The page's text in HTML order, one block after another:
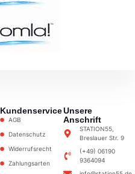
Kundenservice
AGB
Datenschutz
Widerrufsrecht
Zahlungsarten
Unsere
Anschrift
STATION55,
Breslauer Str. 9
(+49) 06190
9364094